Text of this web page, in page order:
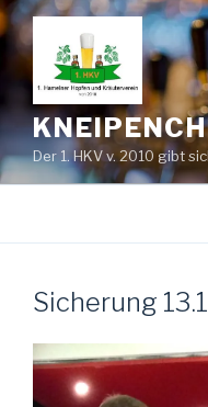
Zum
Inhalt
springen
Der 1. HKV v. 2010 gibt
Sicherung